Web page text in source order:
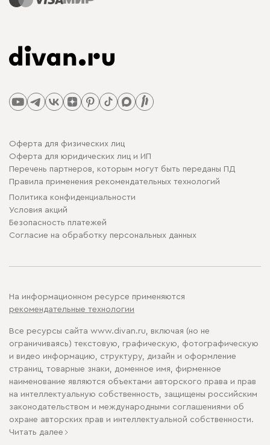
Оферта для физических лиц
Оферта для юридических лиц и ИП
Перечень партнеров, которым могут быть переданы ПД
Правила применения рекомендательных технологий
Политика конфиденциальности
Условия акций
Безопасность платежей
Cогласие на обработку персональных данных
На информационном ресурсе применяются
рекомендательные технологии
Все ресурсы сайта www.divan.ru, включая (но не
ограничиваясь) текстовую, графическую, фотографическую
и видео информацию, структуру, дизайн и оформление
страниц, товарные знаки, доменное имя, фирменное
наименование являются объектами авторского права и прав
на интеллектуальную собственность, защищены российским
законодательством и международными соглашениями об
охране авторских прав и интеллектуальной собственности.
Читать далее